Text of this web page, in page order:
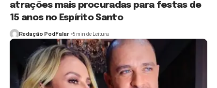
atrações mais procuradas para festas de
15 anos no Espírito Santo
Redação PodFalar 5 min de Leitura